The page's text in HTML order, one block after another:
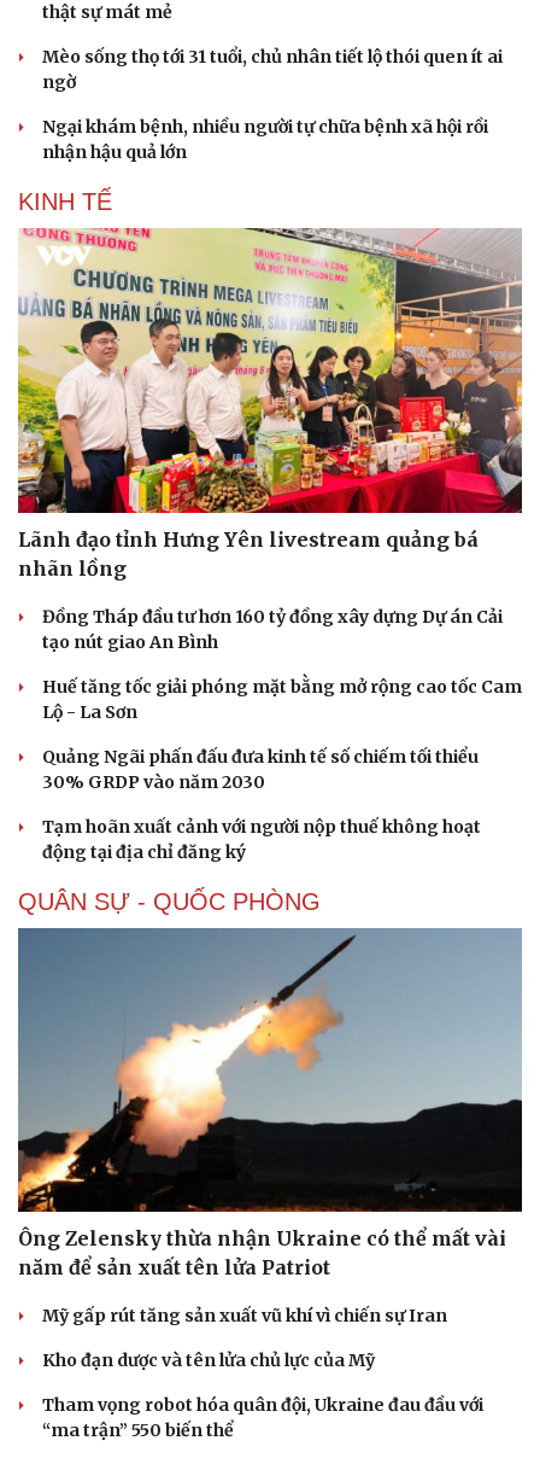
Podcast
Câu chuyện thời sự
Đọc truyện đêm khuya
Cửa sổ tình yêu
Kể chuyện cho bé
thật sự mát mẻ
Mèo sống thọ tới 31 tuổi, chủ nhân tiết lộ thói quen ít ai
ngờ
Ngại khám bệnh, nhiều người tự chữa bệnh xã hội rồi
nhận hậu quả lớn
KINH TẾ
Lãnh đạo tỉnh Hưng Yên livestream quảng bá
nhãn lồng
Đồng Tháp đầu tư hơn 160 tỷ đồng xây dựng Dự án Cải
tạo nút giao An Bình
Huế tăng tốc giải phóng mặt bằng mở rộng cao tốc Cam
Lộ - La Sơn
Quảng Ngãi phấn đấu đưa kinh tế số chiếm tối thiểu
30% GRDP vào năm 2030
Tạm hoãn xuất cảnh với người nộp thuế không hoạt
động tại địa chỉ đăng ký
QUÂN SỰ - QUỐC PHÒNG
Ông Zelensky thừa nhận Ukraine có thể mất vài
năm để sản xuất tên lửa Patriot
Mỹ gấp rút tăng sản xuất vũ khí vì chiến sự Iran
Kho đạn dược và tên lửa chủ lực của Mỹ
Tham vọng robot hóa quân đội, Ukraine đau đầu với
“ma trận” 550 biến thể